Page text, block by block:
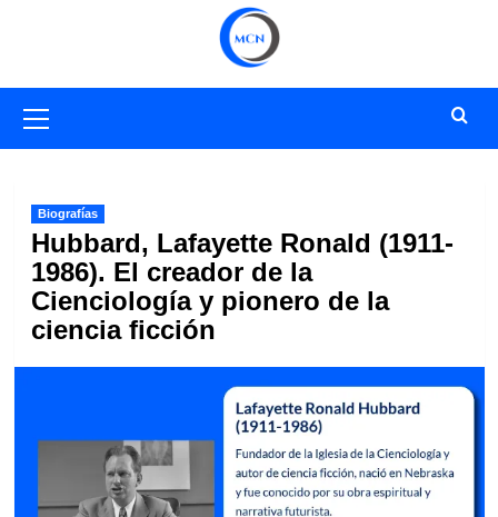
primario
Biografías
Hubbard, Lafayette Ronald (1911-
1986). El creador de la
Cienciología y pionero de la
ciencia ficción